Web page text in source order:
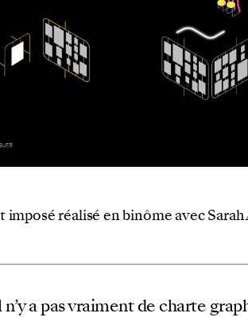
imposé réalisé en binôme avec Sarah
n’y a pas vraiment de charte